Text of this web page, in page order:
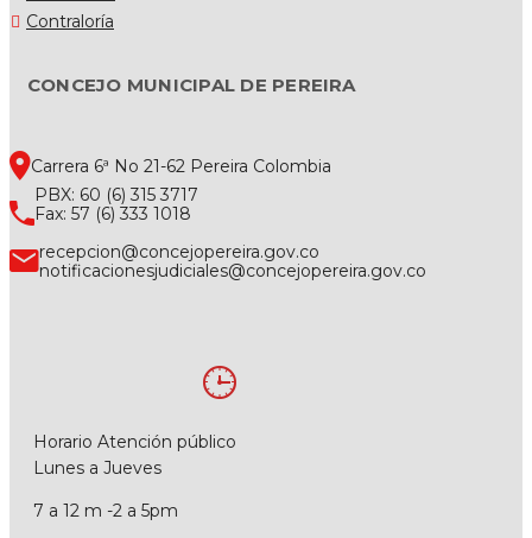
Contraloría
CONCEJO MUNICIPAL DE PEREIRA
Carrera 6ª No 21-62 Pereira Colombia
PBX: 60 (6) 315 3717
Fax: 57 (6) 333 1018
recepcion@concejopereira.gov.co
notificacionesjudiciales@concejopereira.gov.co
Horario Atención público
Lunes a Jueves
7 a 12 m -2 a 5pm